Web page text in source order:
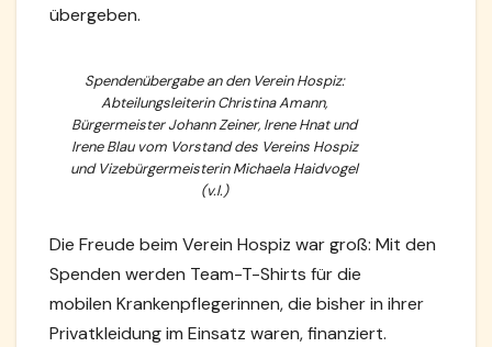
übergeben.
Spendenübergabe an den Verein Hospiz:
Abteilungsleiterin Christina Amann,
Bürgermeister Johann Zeiner, Irene Hnat und
Irene Blau vom Vorstand des Vereins Hospiz
und Vizebürgermeisterin Michaela Haidvogel
(v.l.)
Die Freude beim Verein Hospiz war groß: Mit den
Spenden werden Team-T-Shirts für die
mobilen Krankenpflegerinnen, die bisher in ihrer
Privatkleidung im Einsatz waren, finanziert.